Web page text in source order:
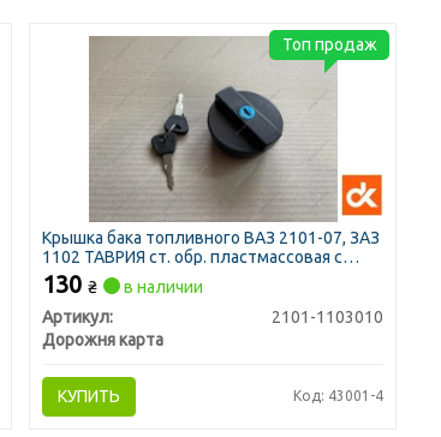
Крышка бака топливного ВАЗ 2101-07, ЗАЗ
1102 ТАВРИЯ ст. обр. пластмассовая с
ключом (ДК)
130₴
в наличии
Артикул:
2101-1103010
Дорожня карта
КУПИТЬ Код: 43001-4
Топ продаж